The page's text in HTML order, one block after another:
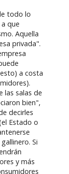
todo lo
que
Aquella
privada".
a costa
las salas de
bien",
decirles
Estado o
Si
y más